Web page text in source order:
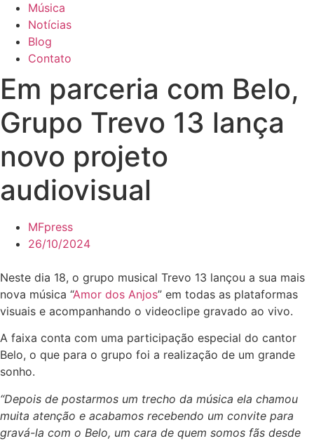
Música
Notícias
Blog
Contato
Em parceria com Belo,
Grupo Trevo 13 lança
novo projeto
audiovisual
MFpress
26/10/2024
Neste dia 18, o grupo musical Trevo 13 lançou a sua mais
nova música “Amor dos Anjos” em todas as plataformas
visuais e acompanhando o videoclipe gravado ao vivo.
A faixa conta com uma participação especial do cantor
Belo, o que para o grupo foi a realização de um grande
sonho.
“Depois de postarmos um trecho da música ela chamou
muita atenção e acabamos recebendo um convite para
gravá-la com o Belo, um cara de quem somos fãs desde